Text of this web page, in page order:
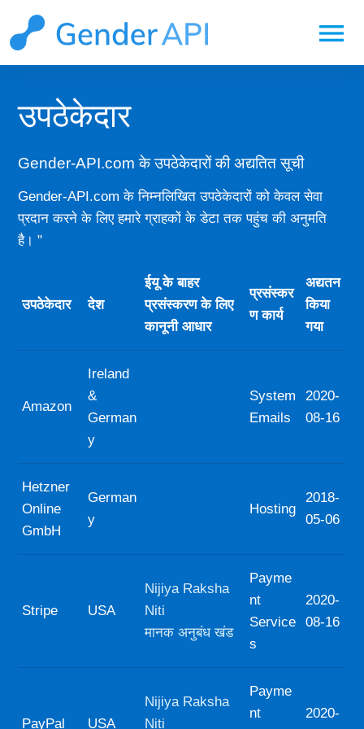
menu
उपठेकेदार
Gender-API.com के उपठेकेदारों की अद्यतित सूची
Gender-API.com के निम्नलिखित उपठेकेदारों को केवल सेवा
प्रदान करने के लिए हमारे ग्राहकों के डेटा तक पहुंच की अनुमति
है। "
उपठेकेदार देश
ईयू के बाहर
प्रसंस्करण के लिए
कानूनी आधार
प्रसंस्कर
ण कार्य
अद्यतन
किया
गया
Amazon
Ireland
&
German
y
System
Emails
2020-
08-16
Hetzner
Online
GmbH
German
y
Hosting
2018-
05-06
Stripe USA
Nijiya Raksha
Niti
मानक अनुबंध खंड
Payme
nt
Service
s
2020-
08-16
PayPal USA
Nijiya Raksha
Niti
Payme
nt
2020-